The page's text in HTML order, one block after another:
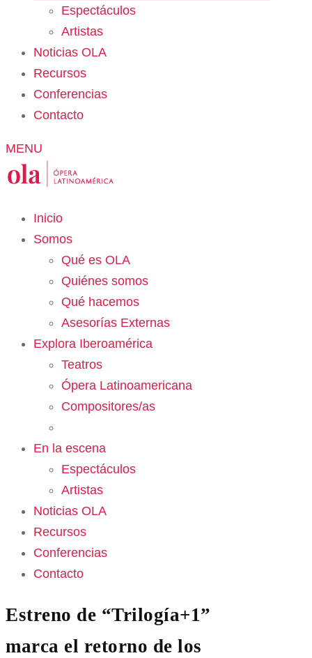
Espectáculos
Artistas
Noticias OLA
Recursos
Conferencias
Contacto
MENU
Inicio
Somos
Qué es OLA
Quiénes somos
Qué hacemos
Asesorías Externas
Explora Iberoamérica
Teatros
Ópera Latinoamericana
Compositores/as
En la escena
Espectáculos
Artistas
Noticias OLA
Recursos
Conferencias
Contacto
Estreno de “Trilogía+1”
marca el retorno de los